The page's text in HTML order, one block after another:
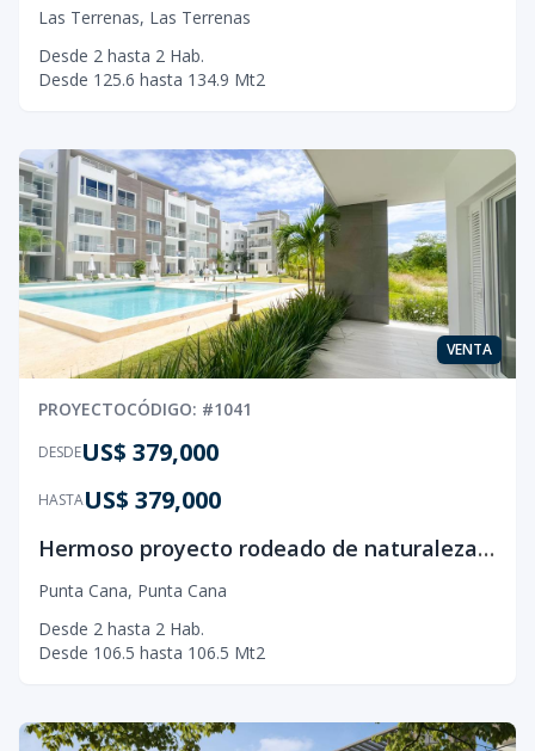
Las Terrenas, Las Terrenas
Desde 2 hasta 2 Hab.
Desde 125.6 hasta 134.9 Mt2
VENTA
PROYECTOCÓDIGO: #1041
DESDEUS$ 379,000
HASTAUS$ 379,000
Hermoso proyecto rodeado de naturaleza, elegancia y confort que se localiza dentro del complejo Cana Bay, Punta Cana.
Punta Cana, Punta Cana
Desde 2 hasta 2 Hab.
Desde 106.5 hasta 106.5 Mt2